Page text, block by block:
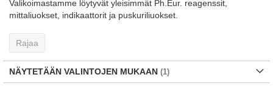
Valikoimastamme löytyvät yleisimmät Ph.Eur. reagenssit,
mittaliuokset, indikaattorit ja puskuriliuokset.
Rajaa
NÄYTETÄÄN VALINTOJEN MUKAAN